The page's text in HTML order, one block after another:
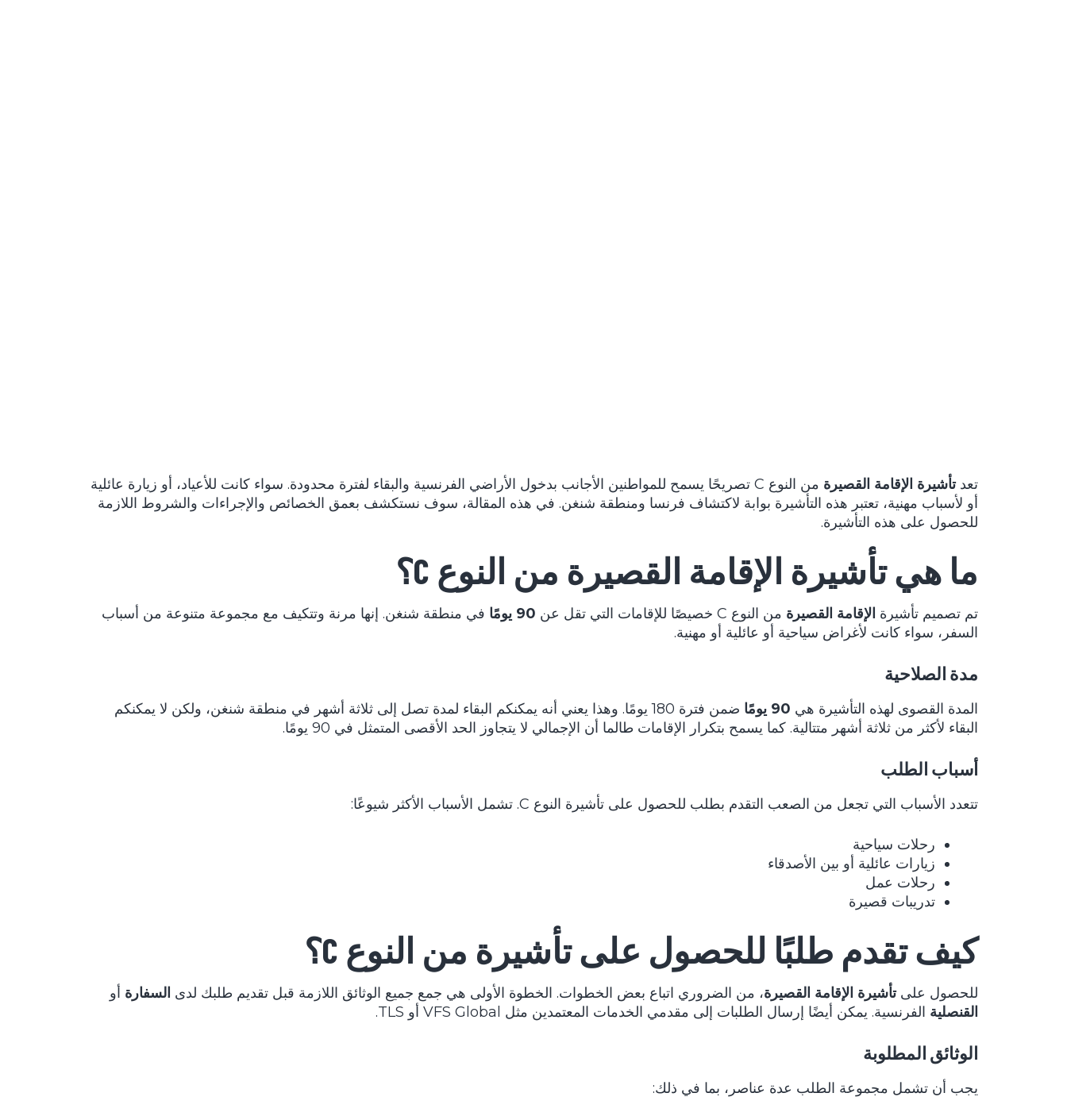
تعدتأشيرة الإقامة القصيرة
من النوع C تصريحًا يسمح للمواطنين الأجانب بدخول الأراضي الفرنسية والبقاء لفترة محدودة. سواء كانت للأعياد، أو زيارة عائلية
أو لأسباب مهنية، تعتبر هذه التأشيرة بوابة لاكتشاف فرنسا ومنطقة شنغن. في هذه المقالة، سوف نستكشف بعمق الخصائص والإجراءات والشروط اللازمة
للحصول على هذه التأشيرة.
ما هي تأشيرة الإقامة القصيرة من النوع C؟
تم تصميم تأشيرة الإقامة القصيرة من النوع C خصيصًا للإقامات التي تقل عن 90 يومًا
في منطقة شنغن. إنها مرنة وتتكيف مع مجموعة متنوعة من أسباب
السفر، سواء كانت لأغراض سياحية أو عائلية أو مهنية.
مدة الصلاحية
المدة القصوى لهذه التأشيرة هي 90 يومًا
ضمن فترة 180 يومًا. وهذا يعني أنه يمكنكم البقاء لمدة تصل إلى ثلاثة أشهر في منطقة شنغن، ولكن لا يمكنكم
البقاء لأكثر من ثلاثة أشهر متتالية. كما يسمح بتكرار الإقامات طالما أن الإجمالي لا يتجاوز الحد الأقصى المتمثل في 90 يومًا.
أسباب الطلب
تتعدد الأسباب التي تجعل من الصعب التقدم بطلب للحصول على تأشيرة النوع C. تشمل الأسباب الأكثر شيوعًا:
رحلات سياحية
زيارات عائلية أو بين الأصدقاء
رحلات عمل
تدريبات قصيرة
كيف تقدم طلبًا للحصول على تأشيرة من النوع C؟
للحصول علىتأشيرة الإقامة القصيرة، من الضروري اتباع بعض الخطوات. الخطوة الأولى هي جمع جميع الوثائق اللازمة قبل تقديم طلبك لدى السفارة أو
القنصلية الفرنسية. يمكن أيضًا إرسال الطلبات إلى مقدمي الخدمات المعتمدين مثل VFS Global أو TLS.
الوثائق المطلوبة
يجب أن تشمل مجموعة الطلب عدة عناصر، بما في ذلك: